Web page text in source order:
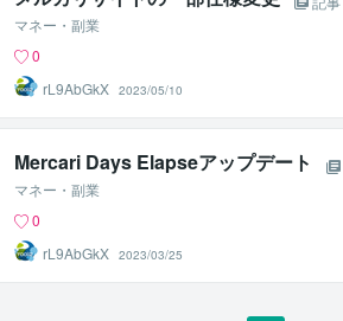
マネー・副業
0
rL9AbGkX 2023/05/10
Mercari Days Elapseアップデート
マネー・副業
0
rL9AbGkX 2023/03/25